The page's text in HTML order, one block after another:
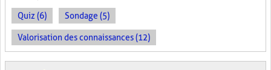
Quiz (6) Sondage (5)
Valorisation des connaissances (12)